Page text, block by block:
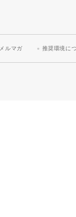
メルマガ 推奨環境に